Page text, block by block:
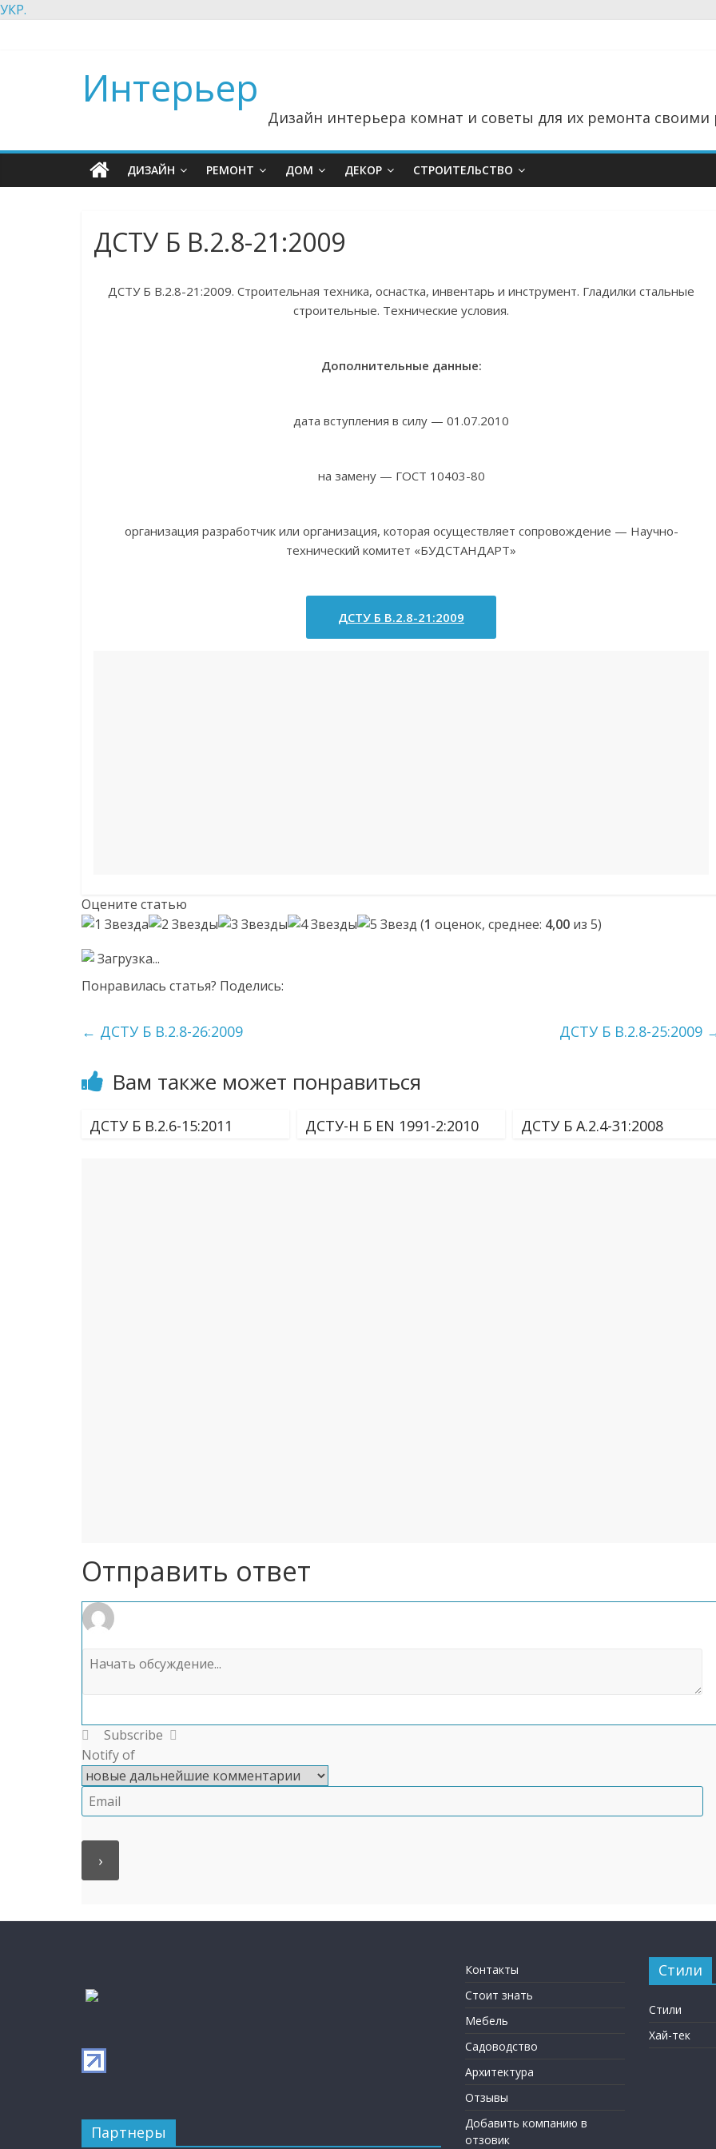
УКР.
Интерьер
Дизайн интерьера комнат и советы для их ремонта
ДИЗАЙН РЕМОНТ ДОМ ДЕКОР СТРОИТЕЛЬСТВО
ДСТУ Б В.2.8-21:2009
ДСТУ Б В.2.8-21:2009. Строительная техника, оснастка, инвентарь и инструмент. Гладилки стальные
строительные. Технические условия.
Дополнительные данные:
дата вступления в силу — 01.07.2010
на замену — ГОСТ 10403-80
организация разработчик или организация, которая осуществляет сопровождение — Научно-
технический комитет «БУДСТАНДАРТ»
ДСТУ Б В.2.8-21:2009
Оцените статью
(1 оценок, среднее: 4,00 из 5)
Загрузка...
Понравилась статья? Поделись:
← ДСТУ Б В.2.8-26:2009 ДСТУ Б В.2.8-25:2009
Вам также может понравиться
ДСТУ Б В.2.6-15:2011 ДСТУ-Н Б EN 1991-2:2010 ДСТУ Б А.2.4-31:2008
Отправить ответ
Subscribe
Notify of
Партнеры
Контакты
Стоит знать
Мебель
Садоводство
Архитектура
Отзывы
Добавить компанию в
отзовик
Стили
Стили
Хай-тек